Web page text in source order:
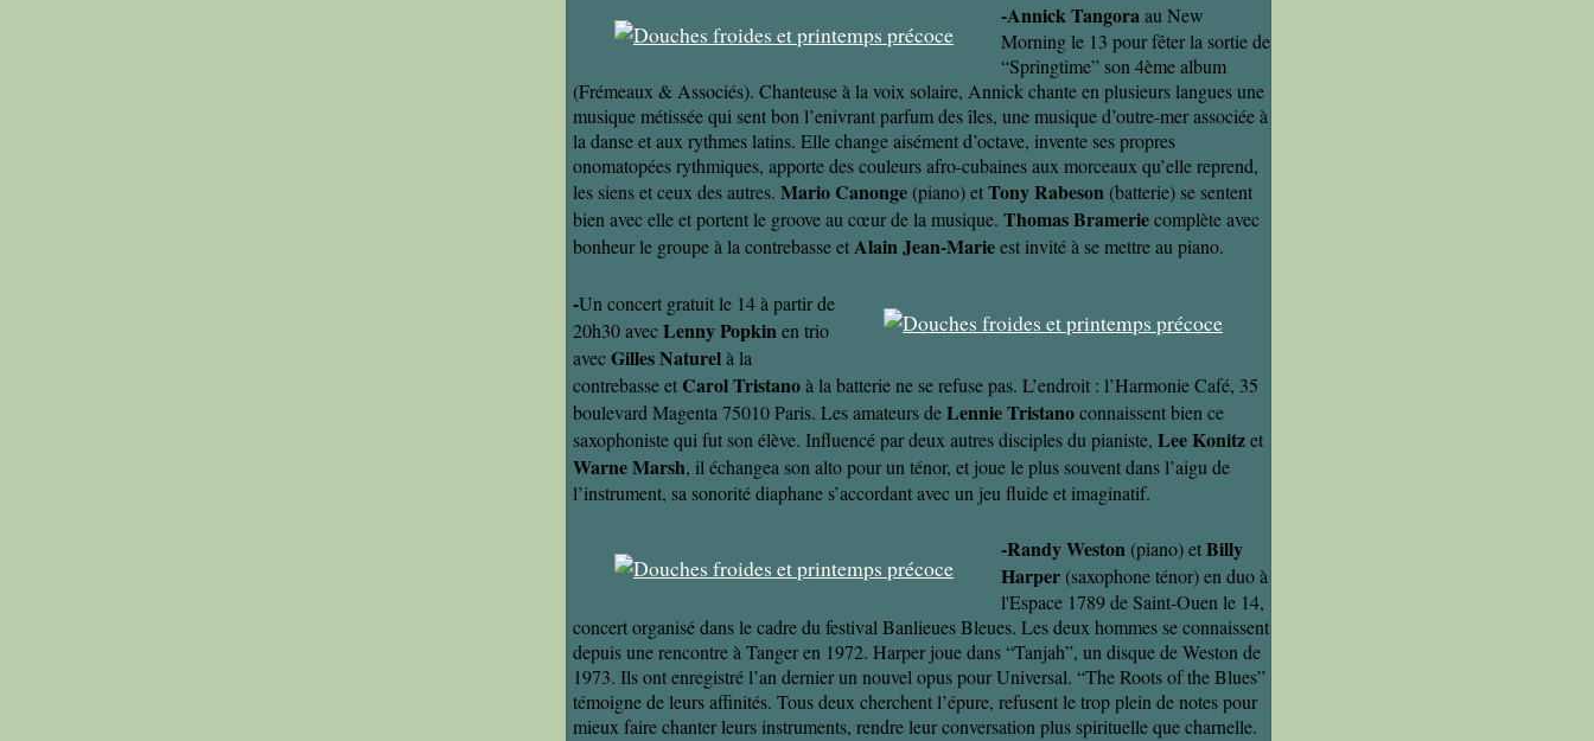
-Annick Tangoraau New
Morning le 13 pour fêter la sortie de
“Springtime” son 4ème album
(Frémeaux & Associés). Chanteuse à la voix solaire, Annick chante en plusieurs langues une
musique métissée qui sent bon l’enivrant parfum des îles, une musique d’outre-mer associée à
la danse et aux rythmes latins. Elle change aisément d’octave, invente ses propres
onomatopées rythmiques, apporte des couleurs afro-cubaines aux morceaux qu’elle reprend,
les siens et ceux des autres. Mario Canonge (piano) etTony Rabeson (batterie) se sentent
bien avec elle et portent le groove au cœur de la musique. Thomas Brameriecomplète avec
bonheur le groupe à la contrebasse etAlain Jean-Marieest invité à se mettre au piano.
-Un concert gratuit le 14 à partir de
20h30 avecLenny Popkinen trio
avecGilles Naturelà la
contrebasse et Carol Tristanoà la batterie ne se refuse pas. L’endroit : l’Harmonie Café, 35
boulevard Magenta 75010 Paris. Les amateurs deLennie Tristanoconnaissent bien ce
saxophoniste qui fut son élève. Influencé par deux autres disciples du pianiste, Lee Konitzet
Warne Marsh, il échangea son alto pour un ténor, et joue le plus souvent dans l’aigu de
l’instrument, sa sonorité diaphane s’accordant avec un jeu fluide et imaginatif.
-Randy Weston (piano) etBilly
Harper (saxophone ténor) en duo à
l'Espace 1789 de Saint-Ouen le 14,
concert organisé dans le cadre du festival Banlieues Bleues. Les deux hommes se connaissent
depuis une rencontre à Tanger en 1972. Harper joue dans “Tanjah”, un disque de Weston de
1973. Ils ont enregistré l’an dernier un nouvel opus pour Universal. “The Roots of the Blues”
témoigne de leurs affinités. Tous deux cherchent l’épure, refusent le trop plein de notes pour
mieux faire chanter leurs instruments, rendre leur conversation plus spirituelle que charnelle.